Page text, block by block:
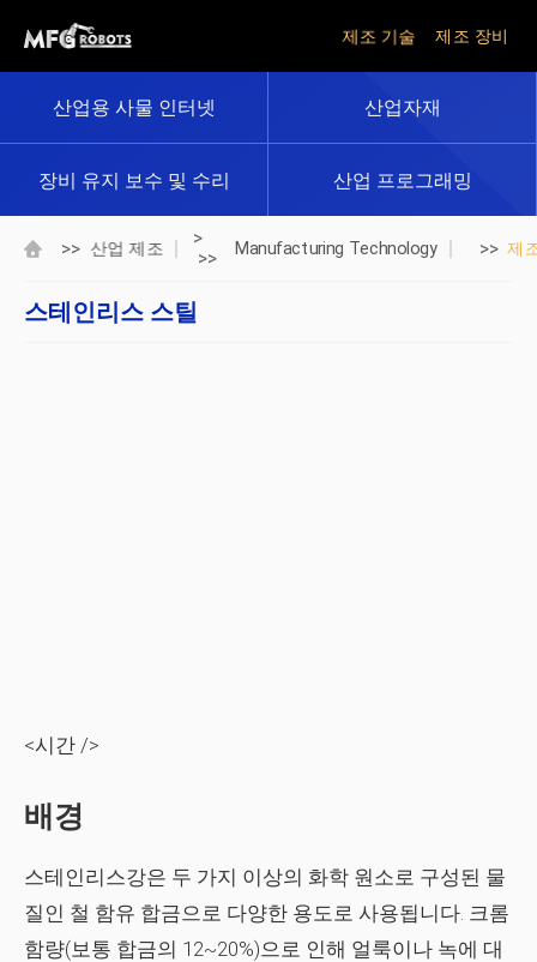
제조 기술 제조 장비
산업용 사물 인터넷 산업자재
장비 유지 보수 및 수리 산업 프로그래밍
>> 산업 제조
>
>>
Manufacturing Technology >> 제
스테인리스 스틸
<시간 />
배경
스테인리스강은 두 가지 이상의 화학 원소로 구성된 물
질인 철 함유 합금으로 다양한 용도로 사용됩니다. 크롬
함량(보통 합금의 12~20%)으로 인해 얼룩이나 녹에 대